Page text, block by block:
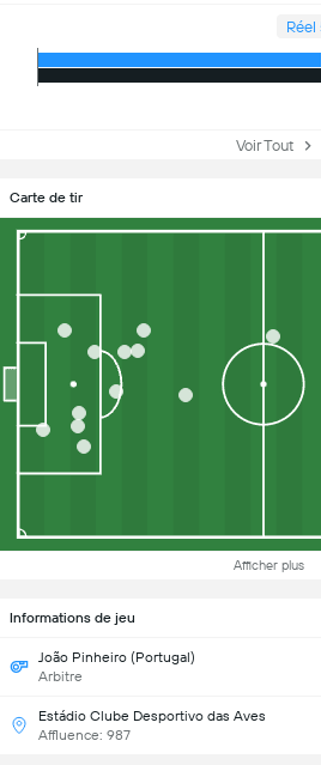
Réel
Voir Tout
Carte de tir
Afficher plus
Informations de jeu
João Pinheiro (Portugal)
Arbitre
Estádio Clube Desportivo das Aves
Affluence: 987